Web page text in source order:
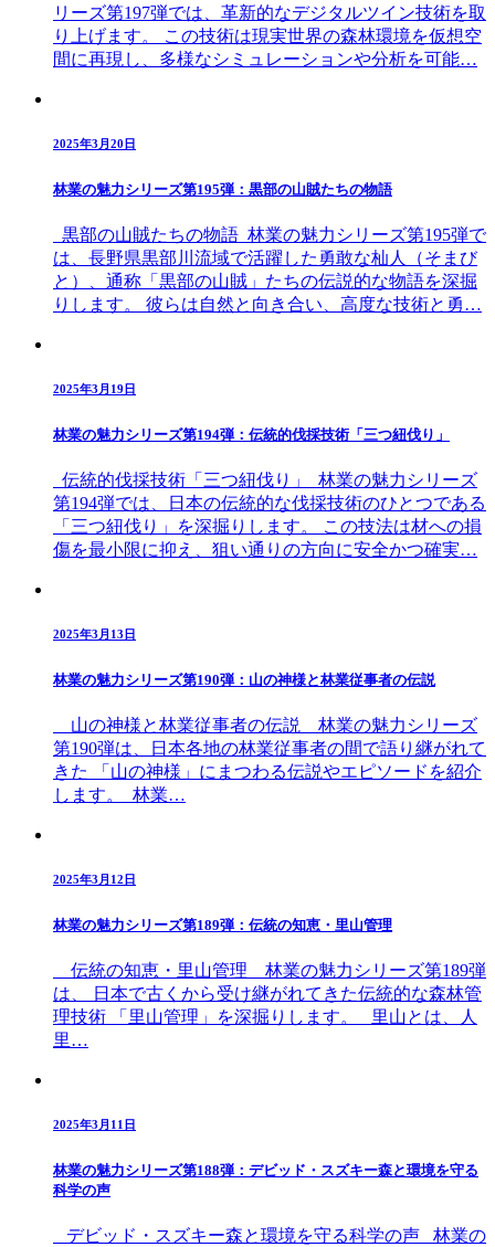
リーズ第197弾では、革新的なデジタルツイン技術を取
り上げます。 この技術は現実世界の森林環境を仮想空
間に再現し、多様なシミュレーションや分析を可能…
2025年3月20日
林業の魅力シリーズ第195弾：黒部の山賊たちの物語
黒部の山賊たちの物語 林業の魅力シリーズ第195弾で
は、長野県黒部川流域で活躍した勇敢な杣人（そまび
と）、通称「黒部の山賊」たちの伝説的な物語を深掘
りします。 彼らは自然と向き合い、高度な技術と勇…
2025年3月19日
林業の魅力シリーズ第194弾：伝統的伐採技術「三つ紐伐り」
伝統的伐採技術「三つ紐伐り」 林業の魅力シリーズ
第194弾では、日本の伝統的な伐採技術のひとつである
「三つ紐伐り」を深掘りします。 この技法は材への損
傷を最小限に抑え、狙い通りの方向に安全かつ確実…
2025年3月13日
林業の魅力シリーズ第190弾：山の神様と林業従事者の伝説
山の神様と林業従事者の伝説 林業の魅力シリーズ
第190弾は、日本各地の林業従事者の間で語り継がれて
きた 「山の神様」にまつわる伝説やエピソードを紹介
します。 林業…
2025年3月12日
林業の魅力シリーズ第189弾：伝統の知恵・里山管理
伝統の知恵・里山管理 林業の魅力シリーズ第189弾
は、 日本で古くから受け継がれてきた伝統的な森林管
理技術 「里山管理」を深掘りします。 里山とは、人
里…
2025年3月11日
林業の魅力シリーズ第188弾：デビッド・スズキー森と環境を守る
科学の声
デビッド・スズキー森と環境を守る科学の声 林業の